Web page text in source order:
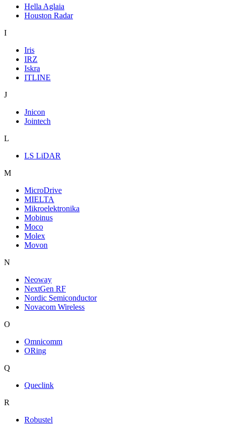
Hella Aglaia
Houston Radar
I
Iris
IRZ
Iskra
ITLINE
J
Jnicon
Jointech
L
LS LiDAR
M
MicroDrive
MIELTA
Mikroelektronika
Mobinus
Moco
Molex
Movon
N
Neoway
NextGen RF
Nordic Semiconductor
Novacom Wireless
O
Omnicomm
ORing
Q
Queclink
R
Robustel